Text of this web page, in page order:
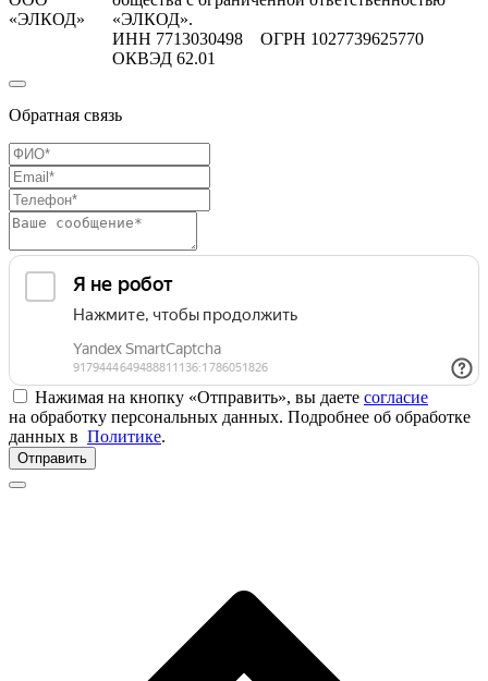
«ЭЛКОД»
«ЭЛКОД».
ИНН 7713030498 ОГРН 1027739625770
ОКВЭД 62.01
Обратная связь
Нажимая на кнопку «Отправить», вы даете согласие
на обработку персональных данных. Подробнее об обработке
данных в Политике.
Отправить